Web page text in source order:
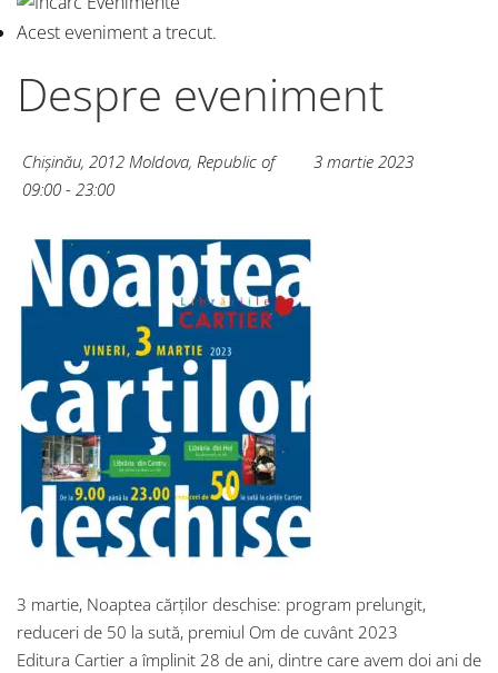
Acest eveniment a trecut.
Despre eveniment
Chișinău, 2012 Moldova, Republic of
3 martie 2023
09:00 - 23:00
3 martie, Noaptea cărților deschise: program prelungit,
reduceri de 50 la sută, premiul Om de cuvânt 2023
Editura Cartier a împlinit 28 de ani, dintre care avem doi ani de